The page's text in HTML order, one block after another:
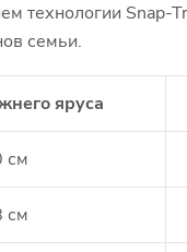
технологии Snap-
семьи.
яруса
см
см